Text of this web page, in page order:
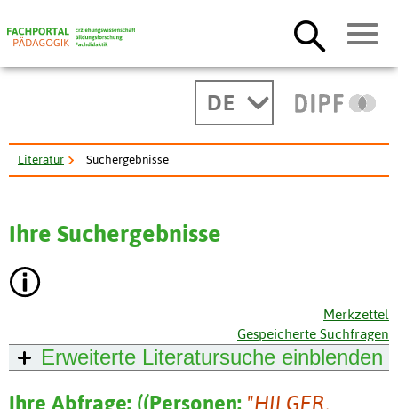
DE
Literatur Suchergebnisse
Ihre Suchergebnisse
Merkzettel
Gespeicherte Suchfragen
Erweiterte Literatursuche einblenden
Ihre Abfrage: ((Personen: "HILGER,